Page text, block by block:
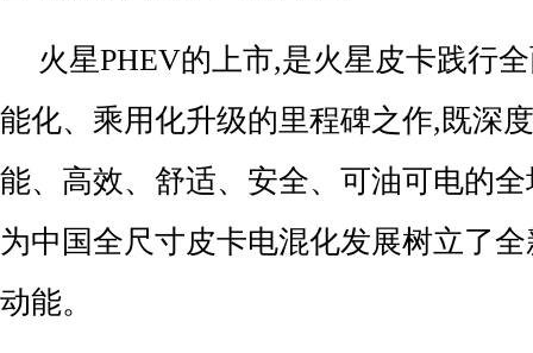
火星PHEV的上市,是火星皮卡践行
能化、乘用化升级的里程碑之作,既深
能、高效、舒适、安全、可油可电的
为中国全尺寸皮卡电混化发展树立了
动能。